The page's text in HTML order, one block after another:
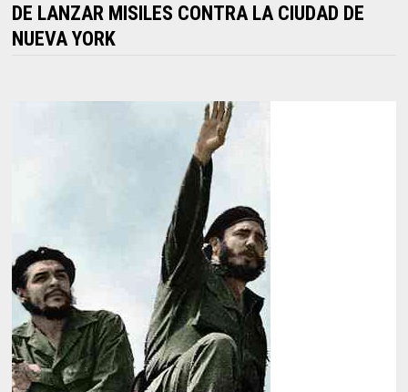
DE LANZAR MISILES CONTRA LA CIUDAD DE
NUEVA YORK